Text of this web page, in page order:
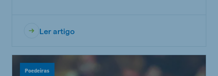
Ler artigo
Poedeiras